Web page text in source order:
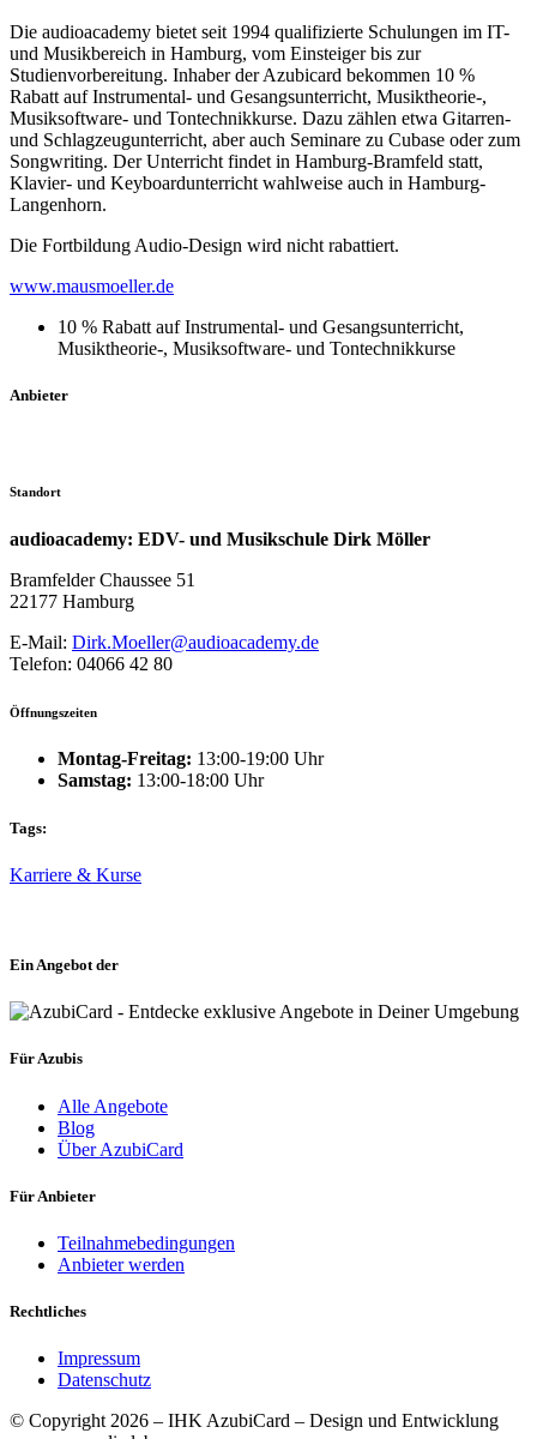
Die audioacademy bietet seit 1994 qualifizierte Schulungen im IT-
und Musikbereich in Hamburg, vom Einsteiger bis zur
Studienvorbereitung. Inhaber der Azubicard bekommen 10 %
Rabatt auf Instrumental- und Gesangsunterricht, Musiktheorie-,
Musiksoftware- und Tontechnikkurse. Dazu zählen etwa Gitarren-
und Schlagzeugunterricht, aber auch Seminare zu Cubase oder zum
Songwriting. Der Unterricht findet in Hamburg-Bramfeld statt,
Klavier- und Keyboardunterricht wahlweise auch in Hamburg-
Langenhorn.
Die Fortbildung Audio-Design wird nicht rabattiert.
www.mausmoeller.de
10 % Rabatt auf Instrumental- und Gesangsunterricht,
Musiktheorie-, Musiksoftware- und Tontechnikkurse
Anbieter
Standort
audioacademy: EDV- und Musikschule Dirk Möller
Bramfelder Chaussee 51
22177 Hamburg
E-Mail: Dirk.Moeller@audioacademy.de
Telefon: 04066 42 80
Öffnungszeiten
Montag-Freitag: 13:00-19:00 Uhr
Samstag: 13:00-18:00 Uhr
Tags:
Karriere & Kurse
Ein Angebot der
Für Azubis
Alle Angebote
Blog
Über AzubiCard
Für Anbieter
Teilnahmebedingungen
Anbieter werden
Rechtliches
Impressum
Datenschutz
© Copyright 2026 – IHK AzubiCard – Design und Entwicklung